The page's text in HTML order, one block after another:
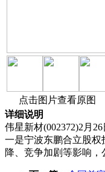
点击图片查看原图
详细说明
伟星新材(002372)2月
一是宁波东鹏合立股
降、竞争加剧等影响，